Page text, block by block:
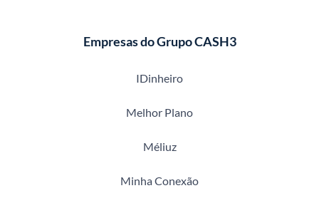
Empresas do Grupo CASH3
IDinheiro
Melhor Plano
Méliuz
Minha Conexão